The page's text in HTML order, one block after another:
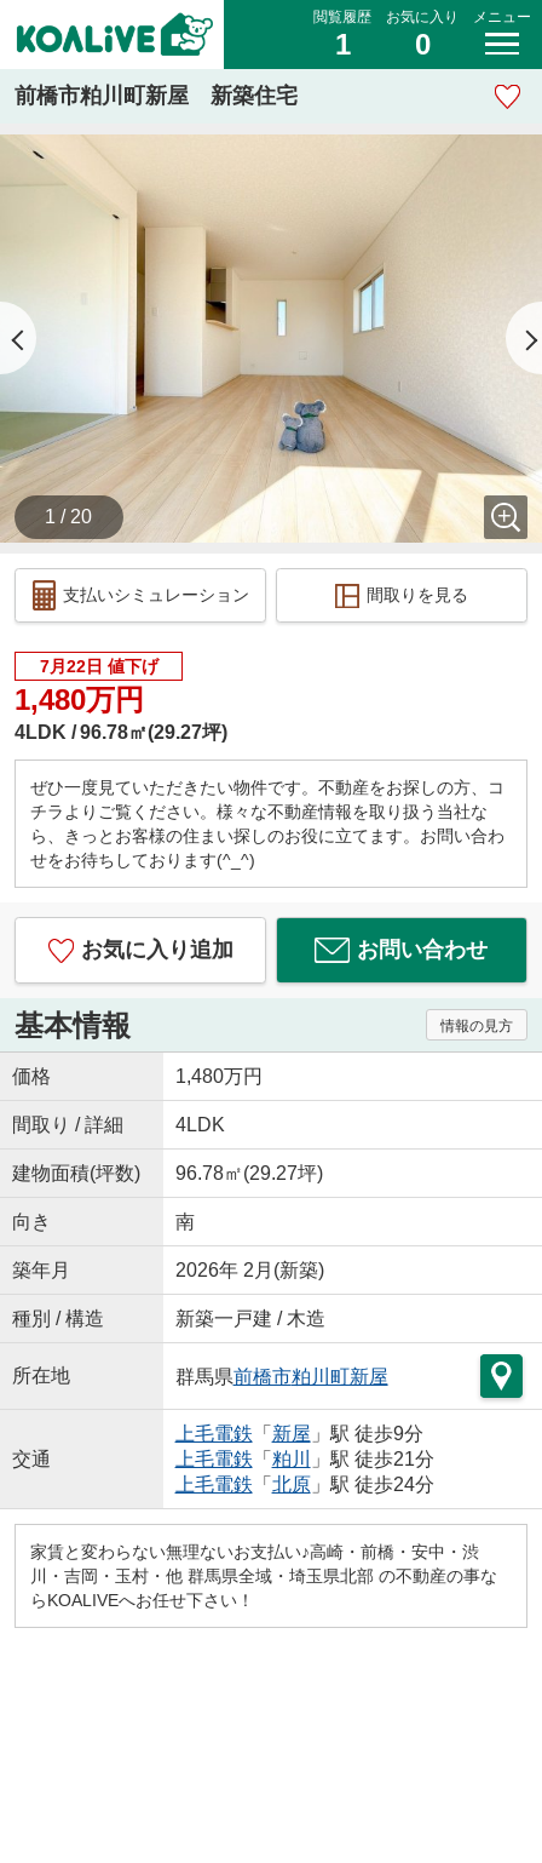
閲覧履歴
1
お気に入り
0
メニュー
前橋市粕川町新屋 新築住宅
1 / 20
支払いシミュレーション 間取りを見る
7月22日 値下げ
1,480万円
4LDK 96.78㎡(29.27坪)
ぜひ一度見ていただきたい物件です。不動産をお探しの方、コ
チラよりご覧ください。様々な不動産情報を取り扱う当社な
ら、きっとお客様の住まい探しのお役に立てます。お問い合わ
せをお待ちしております(^_^)
お気に入り追加 お問い合わせ
基本情報 情報の見方
価格 1,480万円
間取り / 詳細 4LDK
建物面積(坪数) 96.78㎡(29.27坪)
向き 南
築年月 2026年 2月(新築)
種別 / 構造 新築一戸建 / 木造
所在地 群馬県前橋市粕川町新屋
交通
上毛電鉄 「 新屋 」駅 徒歩9分
上毛電鉄 「 粕川
」駅 徒歩21分
上毛電鉄 「 北原」駅 徒歩24分
家賃と変わらない無理ないお支払い♪高崎・前橋・安中・渋
川・吉岡・玉村・他 群馬県全域・埼玉県北部 の不動産の事な
らKOALIVEへお任せ下さい！